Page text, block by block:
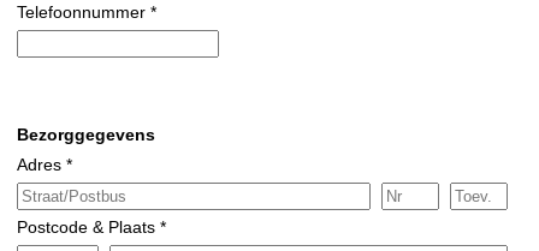
Telefoonnummer *
Bezorggegevens
Adres *
Postcode & Plaats *